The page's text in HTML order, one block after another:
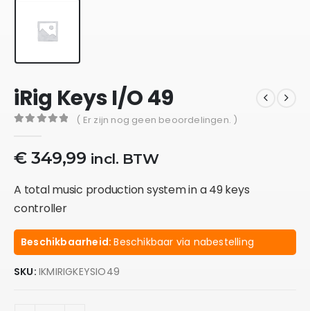
iRig Keys I/O 49
( Er zijn nog geen beoordelingen. )
€349,99 incl. BTW
A total music production system in a 49 keys
controller
Beschikbaarheid:Beschikbaar via nabestelling
SKU: IKMIRIGKEYSIO49